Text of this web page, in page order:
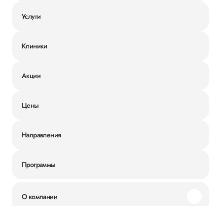
Услуги
Клиники
Акции
Цены
Направления
Программы
О компании